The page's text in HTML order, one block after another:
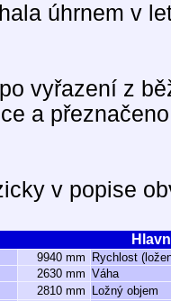
úhrnem v
vyřazení z
a
v popise
9940 mm
Rychlost
2630 mm Váha
2810 mm
Ložný objem